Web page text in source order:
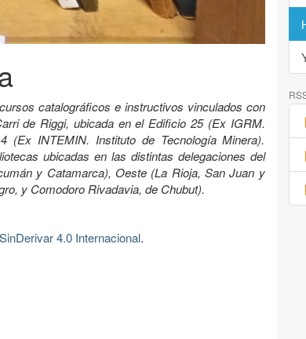
catalográficos e instructivos vinculados con
de Riggi, ubicada en el Edificio 25 (Ex IGRM.
INTEMIN. Instituto de Tecnología Minera).
ubicadas en las distintas delegaciones del
y Catamarca), Oeste (La Rioja, San Juan y
y Comodoro Rivadavia, de Chubut).
4.0 Internacional.